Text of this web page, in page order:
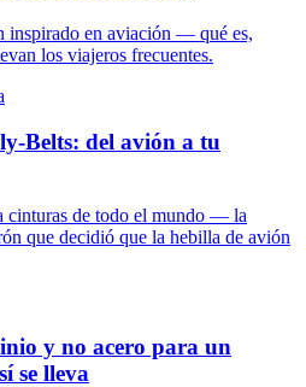
inspirado en aviación — qué es,
los viajeros frecuentes.
Belts: del avión a tu
cinturas de todo el mundo — la
que decidió que la hebilla de avión
y no acero para un
se lleva